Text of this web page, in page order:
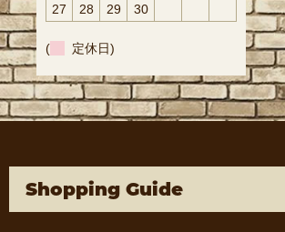
27
28 29 30
( 定休日)
Shopping Guide